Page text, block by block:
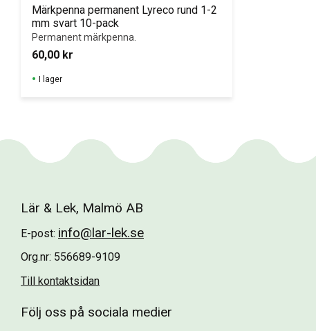
Märkpenna permanent Lyreco rund 1-2
mm svart 10-pack
Permanent märkpenna.
60,00 kr
I lager
Lär & Lek, Malmö AB
E-post: info@lar-lek.se
Org.nr: 556689-9109
Till kontaktsidan
Följ oss på sociala medier